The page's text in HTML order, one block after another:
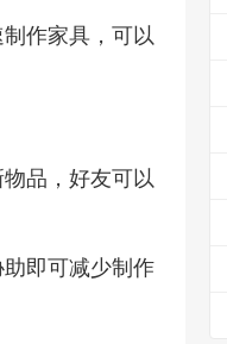
作家具，可以
品，好友可以
即可减少制作